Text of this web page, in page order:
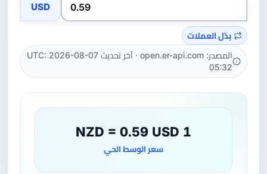
USD
بدّل العملات
المصدر: open.er-api.com · آخر تحديث UTC: 2026-08-07
05:32
1 NZD = 0.59 USD
سعر الوسط الحي